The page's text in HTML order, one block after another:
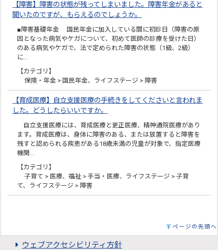
【障害】障害の状態が残ってしまいました。障害年金があると
聞いたのですが、もらえるのでしょうか。
■障害基礎年金 国民年金に加入している間に初診日（障害の原
因となった病気やケガについて、初めて医師の診療を受けた日）
のある病気やケガで、法で定められた障害の状態（1級、2級）
に…
【カテゴリ】
保険・年金 > 国民年金、ライフステージ > 障害
【育成医療】自立支援医療の手続きをしてくださいと言われま
した。どうしたらいいですか。
自立支援医療には、育成医療と更正医療、精神通院医療があり
ます。育成医療は、身体に障害のある、または放置すると障害を
残すと認められる疾患がある18歳未満の児童が対象で、指定医療
機関…
【カテゴリ】
子育て > 医療、福祉 > 手当・医療、ライフステージ > 子育
て、ライフステージ > 障害
ページの先頭へ
ウェブアクセシビリティ方針